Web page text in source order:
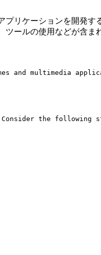
プリケーションを開発
ールの使用などが含ま